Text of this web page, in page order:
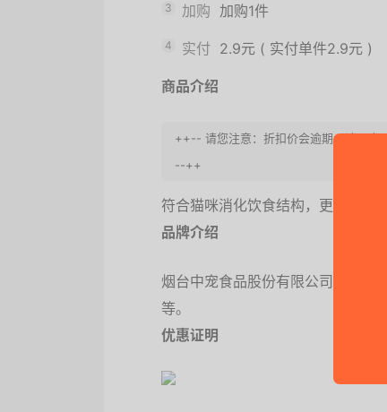
3 加购 加购1件
4 实付 2.9元 ( 实付单件2.9元 )
商品介绍
++-- 请您注意：折扣价会逾期，请早点
--++
符合猫咪消化饮食结构，更易被吸收
品牌介绍
烟台中宠食品股份有限公司旗下宠
等。
优惠证明